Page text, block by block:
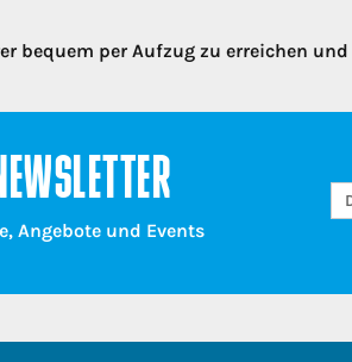
bequem per Aufzug zu erreichen
Angebote und Events